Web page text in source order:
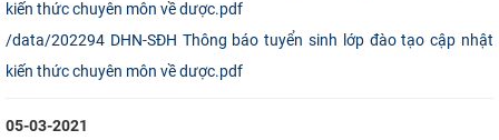
/data/202294 DHN-SĐH Thông báo tuyển sinh lớp đào tạo cập nhật
kiến thức chuyên môn về dược.pdf
05-03-2021